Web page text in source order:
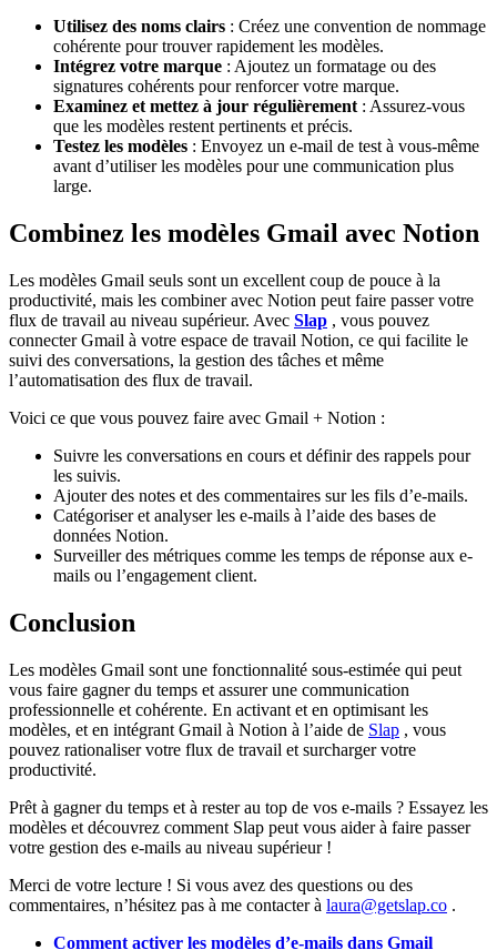
Utilisez des noms clairs : Créez une convention de nommage
cohérente pour trouver rapidement les modèles.
Intégrez votre marque : Ajoutez un formatage ou des
signatures cohérents pour renforcer votre marque.
Examinez et mettez à jour régulièrement : Assurez-vous
que les modèles restent pertinents et précis.
Testez les modèles : Envoyez un e-mail de test à vous-même
avant d’utiliser les modèles pour une communication plus
large.
Combinez les modèles Gmail avec Notion
Les modèles Gmail seuls sont un excellent coup de pouce à la
productivité, mais les combiner avec Notion peut faire passer votre
flux de travail au niveau supérieur. Avec Slap , vous pouvez
connecter Gmail à votre espace de travail Notion, ce qui facilite le
suivi des conversations, la gestion des tâches et même
l’automatisation des flux de travail.
Voici ce que vous pouvez faire avec Gmail + Notion :
Suivre les conversations en cours et définir des rappels pour
les suivis.
Ajouter des notes et des commentaires sur les fils d’e-mails.
Catégoriser et analyser les e-mails à l’aide des bases de
données Notion.
Surveiller des métriques comme les temps de réponse aux e-
mails ou l’engagement client.
Conclusion
Les modèles Gmail sont une fonctionnalité sous-estimée qui peut
vous faire gagner du temps et assurer une communication
professionnelle et cohérente. En activant et en optimisant les
modèles, et en intégrant Gmail à Notion à l’aide de Slap , vous
pouvez rationaliser votre flux de travail et surcharger votre
productivité.
Prêt à gagner du temps et à rester au top de vos e-mails ? Essayez les
modèles et découvrez comment Slap peut vous aider à faire passer
votre gestion des e-mails au niveau supérieur !
Merci de votre lecture ! Si vous avez des questions ou des
commentaires, n’hésitez pas à me contacter à laura@getslap.co .
Comment activer les modèles d’e-mails dans Gmail